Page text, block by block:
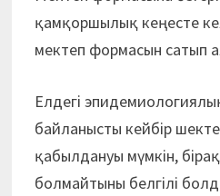
қамқоршылық кеңесте
мектеп формасын сатып
Елдегі
байланысты кейбір
қабылдануы мүмкін,
болмайтыны белгілі